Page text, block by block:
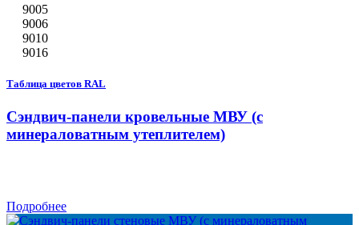
9005
9006
9010
9016
Таблица цветов RAL
Сэндвич-панели кровельные МВУ (с
минераловатным утеплителем)
Подробнее